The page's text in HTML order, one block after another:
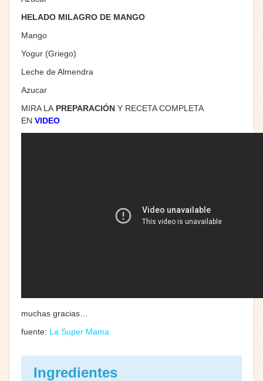
HELADO MILAGRO DE MANGO
Mango
Yogur (Griego)
Leche de Almendra
Azucar
MIRA LA PREPARACIÓN Y RECETA COMPLETA
EN VIDEO
muchas gracias…
fuente: La Super Mama
Ingredientes